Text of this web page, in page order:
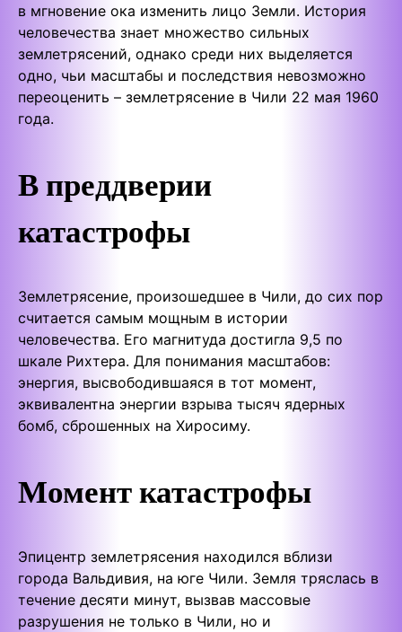
в мгновение ока изменить лицо Земли. История
человечества знает множество сильных
землетрясений, однако среди них выделяется
одно, чьи масштабы и последствия невозможно
переоценить – землетрясение в Чили 22 мая 1960
года.
В преддверии
катастрофы
Землетрясение, произошедшее в Чили, до сих пор
считается самым мощным в истории
человечества. Его магнитуда достигла 9,5 по
шкале Рихтера. Для понимания масштабов:
энергия, высвободившаяся в тот момент,
эквивалентна энергии взрыва тысяч ядерных
бомб, сброшенных на Хиросиму.
Момент катастрофы
Эпицентр землетрясения находился вблизи
города Вальдивия, на юге Чили. Земля тряслась в
течение десяти минут, вызвав массовые
разрушения не только в Чили, но и